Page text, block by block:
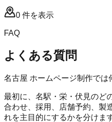
0 件を表示
FAQ
よくある質問
名古屋 ホームページ制作では
最初に、名駅・栄・伏見のど
合わせ、採用、店舗予約、製
れを主目的にするかを分けま